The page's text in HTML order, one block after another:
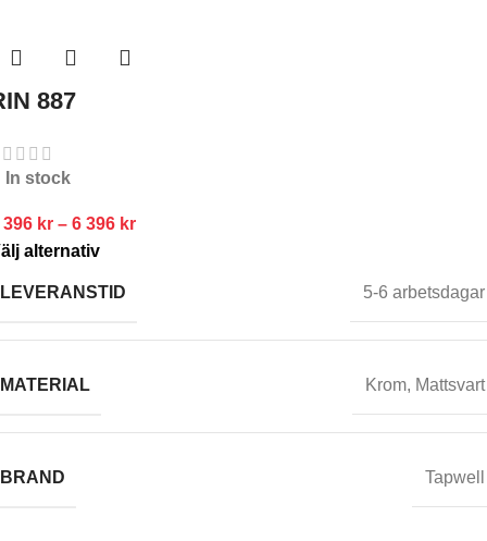
887
In stock
396 kr – 6 396 kr
alternativ
LEVERANSTID 5-6 arbetsdagar
MATERIAL Krom, Mattsvart
BRAND Tapwell